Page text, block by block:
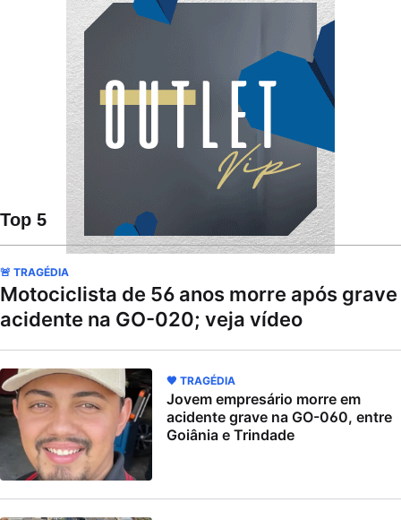
Top 5
🚨 TRAGÉDIA
Motociclista de 56 anos morre após grave
acidente na GO-020; veja vídeo
🖤 TRAGÉDIA
Jovem empresário morre em
acidente grave na GO-060, entre
Goiânia e Trindade